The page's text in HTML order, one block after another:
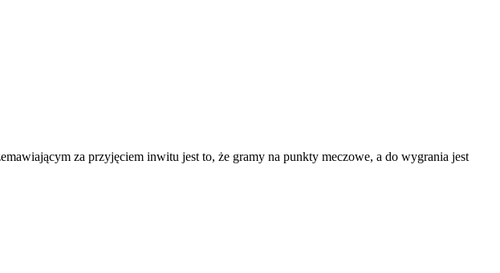
za przyjęciem inwitu jest to, że gramy na punkty meczowe, a do wygrania jest